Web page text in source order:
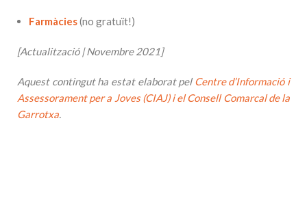
Farmàcies(no gratuït!)
[Actualització | Novembre 2021]
Aquest contingut ha estat elaborat pelCentre d’Informació i
Assessorament per a Joves (CIAJ) i el Consell Comarcal de la
Garrotxa.